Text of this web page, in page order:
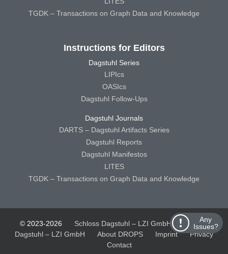
Any
Issues?
TGDK – Transactions on Graph Data and Knowledge
Instructions for Editors
Dagstuhl Series
LIPIcs
OASIcs
Dagstuhl Follow-Ups
Dagstuhl Journals
DARTS – Dagstuhl Artifacts Series
Dagstuhl Reports
Dagstuhl Manifestos
LITES
TGDK – Transactions on Graph Data and Knowledge
© 2023-2026 Schloss Dagstuhl – LZI GmbH
Schloss
Dagstuhl – LZI GmbH
About DROPS Imprint
Privacy
Contact